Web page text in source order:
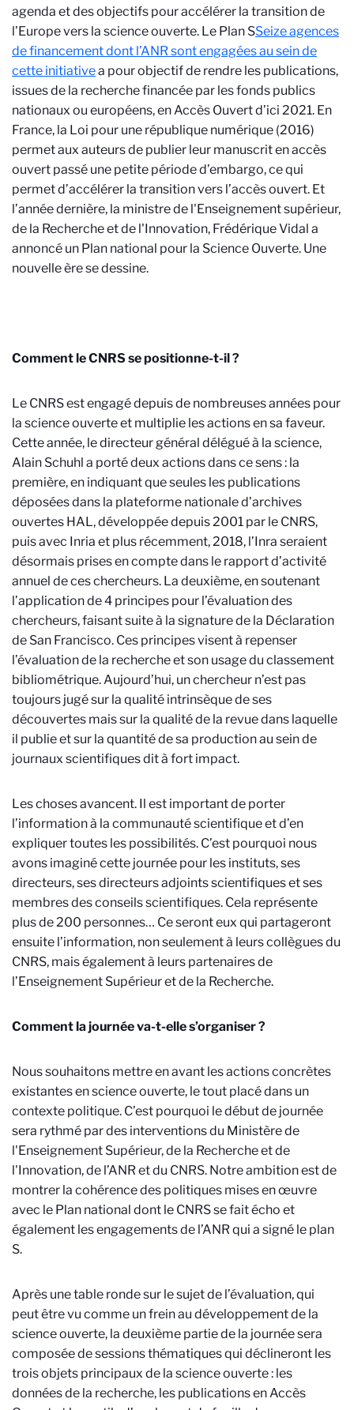
agenda et des objectifs pour accélérer la transition de
l’Europe vers la science ouverte. Le Plan SSeize agences
de financement dont l’ANR sont engagées au sein de
cette initiativea pour objectif de rendre les publications,
issues de la recherche financée par les fonds publics
nationaux ou européens, en Accès Ouvert d’ici 2021. En
France, la Loi pour une république numérique (2016)
permet aux auteurs de publier leur manuscrit en accès
ouvert passé une petite période d’embargo, ce qui
permet d’accélérer la transition vers l’accès ouvert. Et
l’année dernière, la ministre de l'Enseignement supérieur,
de la Recherche et de l'Innovation, Frédérique Vidal a
annoncé un Plan national pour la Science Ouverte. Une
nouvelle ère se dessine.
Comment le CNRS se positionne-t-il ?
Le CNRS est engagé depuis de nombreuses années pour
la science ouverte et multiplie les actions en sa faveur.
Cette année, le directeur général délégué à la science,
Alain Schuhl a porté deux actions dans ce sens : la
première, en indiquant que seules les publications
déposées dans la plateforme nationale d’archives
ouvertes HAL, développée depuis 2001 par le CNRS,
puis avec Inria et plus récemment, 2018, l’Inra seraient
désormais prises en compte dans le rapport d’activité
annuel de ces chercheurs. La deuxième, en soutenant
l’application de 4 principes pour l’évaluation des
chercheurs, faisant suite à la signature de la Déclaration
de San Francisco. Ces principes visent à repenser
l’évaluation de la recherche et son usage du classement
bibliométrique. Aujourd’hui, un chercheur n’est pas
toujours jugé sur la qualité intrinsèque de ses
découvertes mais sur la qualité de la revue dans laquelle
il publie et sur la quantité de sa production au sein de
journaux scientifiques dit à fort impact.
Les choses avancent. Il est important de porter
l’information à la communauté scientifique et d’en
expliquer toutes les possibilités. C’est pourquoi nous
avons imaginé cette journée pour les instituts, ses
directeurs, ses directeurs adjoints scientifiques et ses
membres des conseils scientifiques. Cela représente
plus de 200 personnes… Ce seront eux qui partageront
ensuite l’information, non seulement à leurs collègues du
CNRS, mais également à leurs partenaires de
l’Enseignement Supérieur et de la Recherche.
Comment la journée va-t-elle s’organiser ?
Nous souhaitons mettre en avant les actions concrètes
existantes en science ouverte, le tout placé dans un
contexte politique. C’est pourquoi le début de journée
sera rythmé par des interventions du Ministère de
l'Enseignement Supérieur, de la Recherche et de
l'Innovation, de l’ANR et du CNRS. Notre ambition est de
montrer la cohérence des politiques mises en œuvre
avec le Plan national dont le CNRS se fait écho et
également les engagements de l’ANR qui a signé le plan
S.
Après une table ronde sur le sujet de l’évaluation, qui
peut être vu comme un frein au développement de la
science ouverte, la deuxième partie de la journée sera
composée de sessions thématiques qui déclineront les
trois objets principaux de la science ouverte : les
données de la recherche, les publications en Accès